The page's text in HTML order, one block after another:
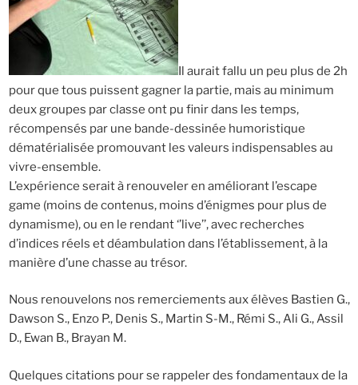
Il aurait fallu un peu plus de 2h
pour que tous puissent gagner la partie, mais au minimum
deux groupes par classe ont pu finir dans les temps,
récompensés par une bande-dessinée humoristique
dématérialisée promouvant les valeurs indispensables au
vivre-ensemble.
L’expérience serait à renouveler en améliorant l’escape
game (moins de contenus, moins d’énigmes pour plus de
dynamisme), ou en le rendant ‘’live’’, avec recherches
d’indices réels et déambulation dans l’établissement, à la
manière d’une chasse au trésor.
Nous renouvelons nos remerciements aux élèves Bastien G.,
Dawson S., Enzo P., Denis S., Martin S-M., Rémi S., Ali G., Assil
D., Ewan B., Brayan M.
Quelques citations pour se rappeler des fondamentaux de la